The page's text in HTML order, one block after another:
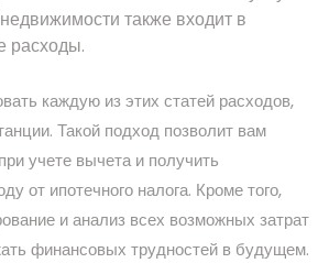
также входит в
расходы.
каждую из этих статей расходов,
Такой подход позволит вам
учете вычета и получить
от ипотечного налога. Кроме того,
и анализ всех возможных затрат
финансовых трудностей в будущем.